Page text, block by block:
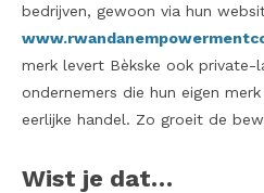
bedrijven, gewoon via hun
merk levert Bèkske ook private-
ondernemers die hun eigen
eerlijke handel. Zo groeit de
Wist je dat…